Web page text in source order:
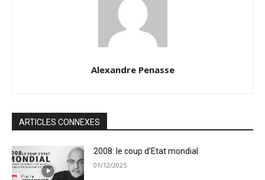
Alexandre Penasse
ARTICLES CONNEXES
2008: le coup d’Etat mondial
01/12/2025